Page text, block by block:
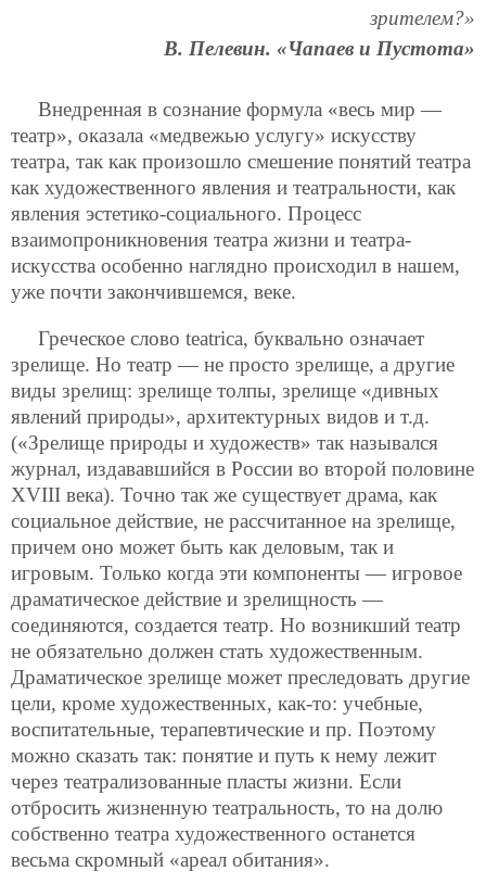
зрителем?»
В. Пелевин. «Чапаев и Пустота»
Внедренная в сознание формула «весь мир —
театр», оказала «медвежью услугу» искусству
театра, так как произошло смешение понятий театра
как художественного явления и театральности, как
явления эстетико-социального. Процесс
взаимопроникновения театра жизни и театра-
искусства особенно наглядно происходил в нашем,
уже почти закончившемся, веке.
Греческое слово teatrica, буквально означает
зрелище. Но театр — не просто зрелище, а другие
виды зрелищ: зрелище толпы, зрелище «дивных
явлений природы», архитектурных видов и т.д.
(«Зрелище природы и художеств» так назывался
журнал, издававшийся в России во второй половине
ХVIII века). Точно так же существует драма, как
социальное действие, не рассчитанное на зрелище,
причем оно может быть как деловым, так и
игровым. Только когда эти компоненты — игровое
драматическое действие и зрелищность —
соединяются, создается театр. Но возникший театр
не обязательно должен стать художественным.
Драматическое зрелище может преследовать другие
цели, кроме художественных, как-то: учебные,
воспитательные, терапевтические и пр. Поэтому
можно сказать так: понятие и путь к нему лежит
через театрализованные пласты жизни. Если
отбросить жизненную театральность, то на долю
собственно театра художественного останется
весьма скромный «ареал обитания».